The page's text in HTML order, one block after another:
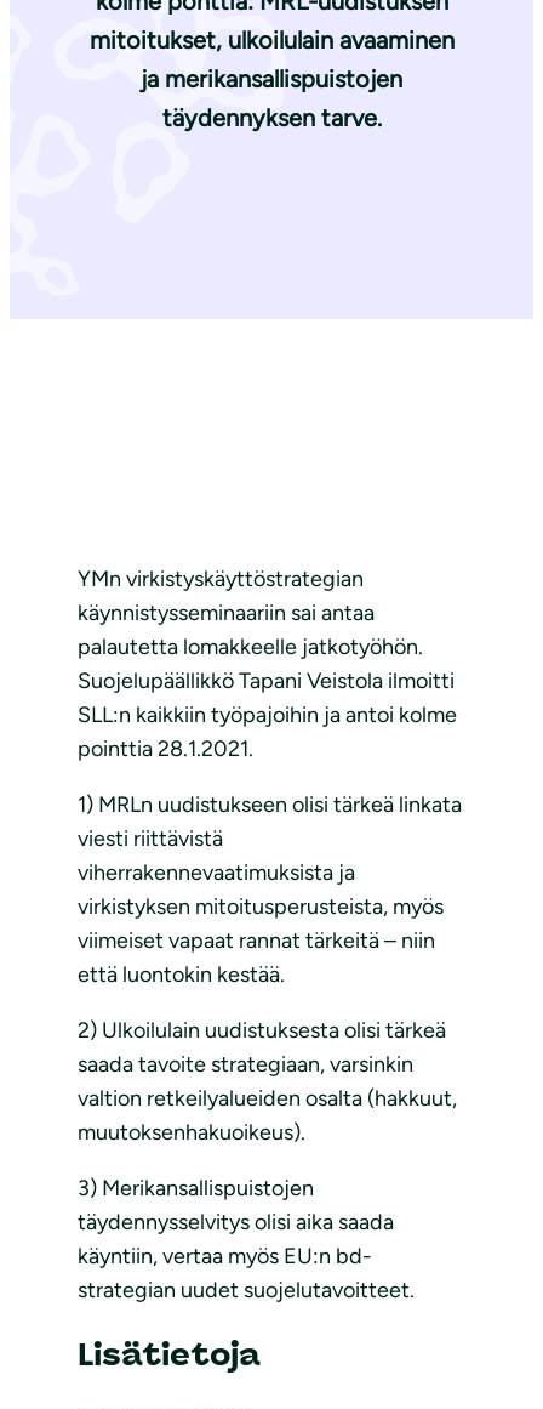
mitoitukset, ulkoilulain avaaminen
ja merikansallispuistojen
täydennyksen tarve.
YMn virkistyskäyttöstrategian
käynnistysseminaariin sai antaa
palautetta lomakkeelle jatkotyöhön.
Suojelupäällikkö Tapani Veistola ilmoitti
SLL:n kaikkiin työpajoihin ja antoi kolme
pointtia 28.1.2021.
1) MRLn uudistukseen olisi tärkeä linkata
viesti riittävistä
viherrakennevaatimuksista ja
virkistyksen mitoitusperusteista, myös
viimeiset vapaat rannat tärkeitä – niin
että luontokin kestää.
2) Ulkoilulain uudistuksesta olisi tärkeä
saada tavoite strategiaan, varsinkin
valtion retkeilyalueiden osalta (hakkuut,
muutoksenhakuoikeus).
3) Merikansallispuistojen
täydennysselvitys olisi aika saada
käyntiin, vertaa myös EU:n bd-
strategian uudet suojelutavoitteet.
Lisätietoja